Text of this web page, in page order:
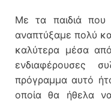
Με τα παιδιά που
αναπτύξαμε πολύ
καλύτερα μέσα από
ενδιαφέρουσες
πρόγραμμα αυτό
οποία θα ήθελα